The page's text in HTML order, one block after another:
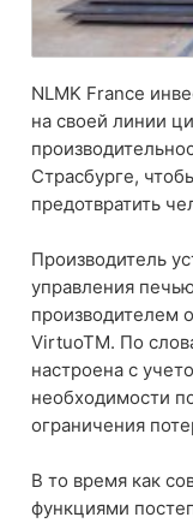
NLMK France
на своей линии
Страсбурге,
предотвратить
Производитель
управления
производителем
VirtuoTM. По
настроена с
необходимости
ограничения
В то время как
функциями